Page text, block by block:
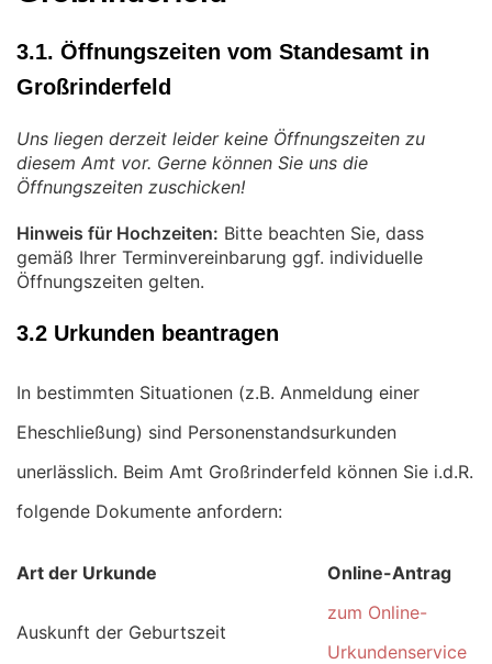
3.1. Öffnungszeiten vom Standesamt in
Großrinderfeld
Uns liegen derzeit leider keine Öffnungszeiten zu
diesem Amt vor. Gerne können Sie uns die
Öffnungszeiten zuschicken!
Hinweis für Hochzeiten: Bitte beachten Sie, dass
gemäß Ihrer Terminvereinbarung ggf. individuelle
Öffnungszeiten gelten.
3.2 Urkunden beantragen
In bestimmten Situationen (z.B. Anmeldung einer
Eheschließung) sind Personenstandsurkunden
unerlässlich. Beim Amt Großrinderfeld können Sie i.d.R.
folgende Dokumente anfordern:
Art der Urkunde Online-Antrag
Auskunft der Geburtszeit
zum Online-
Urkundenservice